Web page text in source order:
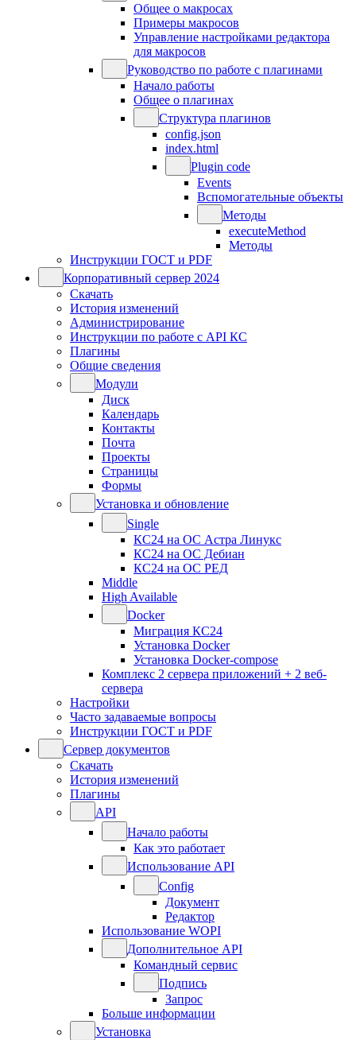
Общее о макросах
Примеры макросов
Управление настройками редактора
для макросов
Руководство по работе с плагинами
Начало работы
Общее о плагинах
Структура плагинов
config.json
index.html
Plugin code
Events
Вспомогательные объекты
Методы
executeMethod
Методы
Инструкции ГОСТ и PDF
Корпоративный сервер 2024
Скачать
История изменений
Администрирование
Инструкции по работе с API КС
Плагины
Общие сведения
Модули
Диск
Календарь
Контакты
Почта
Проекты
Страницы
Формы
Установка и обновление
Single
КС24 на ОС Астра Линукс
КС24 на ОС Дебиан
КС24 на ОС РЕД
Middle
High Available
Docker
Миграция КС24
Установка Docker
Установка Docker-compose
Комплекс 2 сервера приложений + 2 веб-
сервера
Настройки
Часто задаваемые вопросы
Инструкции ГОСТ и PDF
Сервер документов
Скачать
История изменений
Плагины
API
Начало работы
Как это работает
Использование API
Config
Документ
Редактор
Использование WOPI
Дополнительное API
Командный сервис
Подпись
Запрос
Больше информации
Установка